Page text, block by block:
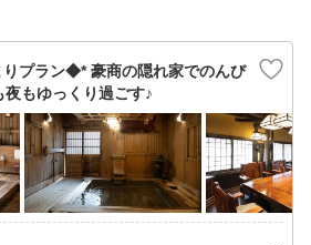
プラン◆* 豪商の隠れ家でのんび
夜もゆっくり過ごす♪